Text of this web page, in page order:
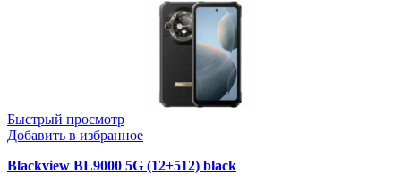
Быстрый просмотр
Добавить в избранное
Blackview BL9000 5G (12+512) black